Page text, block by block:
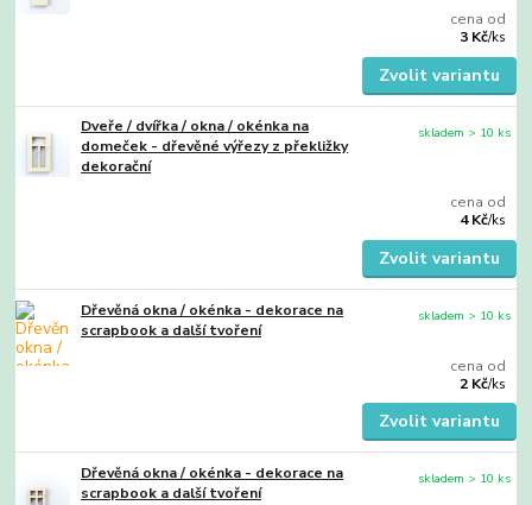
cena od
3 Kč/ks
Zvolit variantu
Dveře / dvířka / okna / okénka na
domeček - dřevěné výřezy z překližky
dekorační
cena od
4 Kč/ks
skladem > 10 ks
Zvolit variantu
Dřevěná okna / okénka - dekorace na
scrapbook a další tvoření
cena od
2 Kč/ks
skladem > 10 ks
Zvolit variantu
Dřevěná okna / okénka - dekorace na
scrapbook a další tvoření
skladem > 10 ks